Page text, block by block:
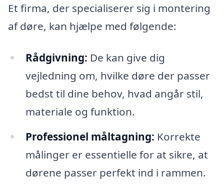
Et firma, der specialiserer sig i montering
af døre, kan hjælpe med følgende:
Rådgivning: De kan give dig
vejledning om, hvilke døre der passer
bedst til dine behov, hvad angår stil,
materiale og funktion.
Professionel måltagning: Korrekte
målinger er essentielle for at sikre, at
dørene passer perfekt ind i rammen.